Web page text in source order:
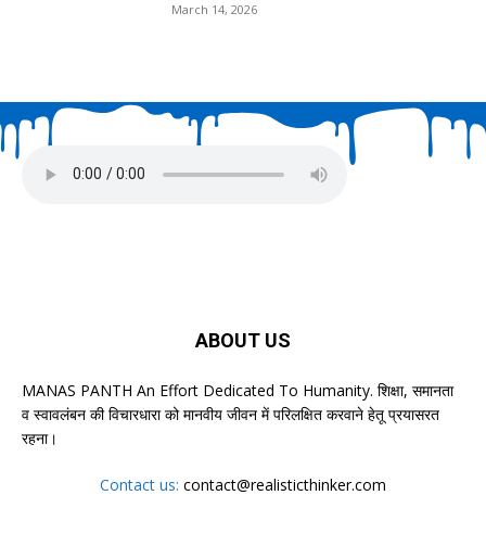
March 14, 2026
ABOUT US
MANAS PANTH An Effort Dedicated To Humanity. शिक्षा, समानता
व स्वावलंबन की विचारधारा को मानवीय जीवन में परिलक्षित करवाने हेतू प्रयासरत
रहना।
Contact us: contact@realisticthinker.com